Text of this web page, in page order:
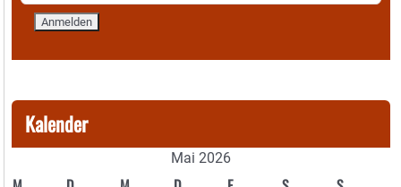
Kalender
Mai 2026